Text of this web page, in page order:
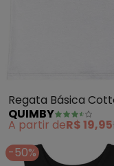
Regata Básica
Menina (Branco)
QUIMBY
A partir deR$ 19,95
-50%